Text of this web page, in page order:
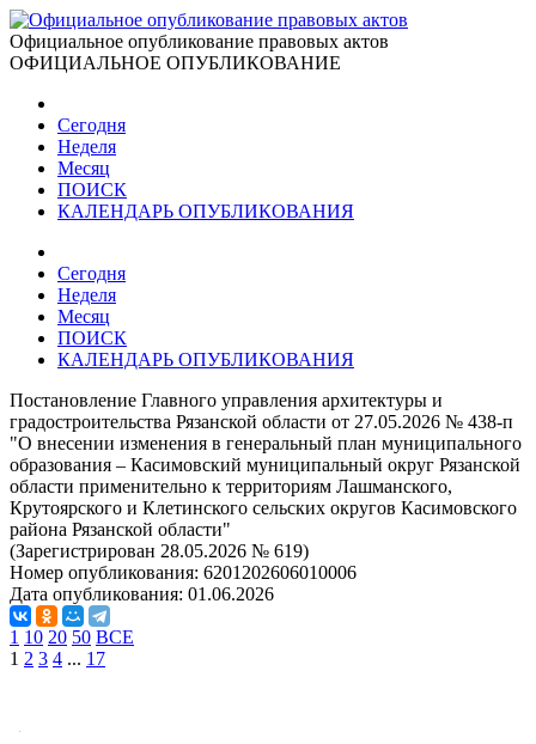
Официальное опубликование правовых актов
ОФИЦИАЛЬНОЕ ОПУБЛИКОВАНИЕ
Сегодня
Неделя
Месяц
ПОИСК
КАЛЕНДАРЬ ОПУБЛИКОВАНИЯ
Сегодня
Неделя
Месяц
ПОИСК
КАЛЕНДАРЬ ОПУБЛИКОВАНИЯ
Постановление Главного управления архитектуры и
градостроительства Рязанской области от 27.05.2026 № 438-п
"О внесении изменения в генеральный план муниципального
образования – Касимовский муниципальный округ Рязанской
области применительно к территориям Лашманского,
Крутоярского и Клетинского сельских округов Касимовского
района Рязанской области"
(Зарегистрирован 28.05.2026 № 619)
Номер опубликования: 6201202606010006
Дата опубликования: 01.06.2026
1 10 20 50 ВСЕ
1 2 3 4 ... 17